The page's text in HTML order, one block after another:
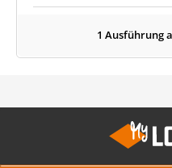
1 Ausführung